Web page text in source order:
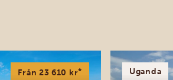
Från 23 610 kr* Uganda